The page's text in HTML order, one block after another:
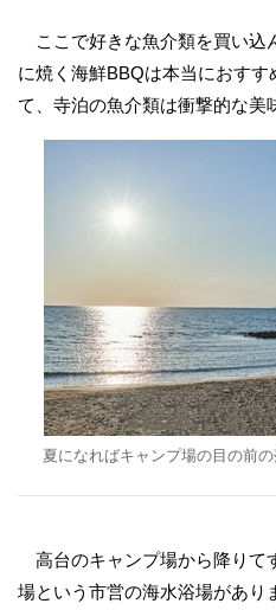
ここで好きな魚介類を買い込
に焼く海鮮BBQは本当におす
て、寺泊の魚介類は衝撃的な美
夏になればキャンプ場の目の前
高台のキャンプ場から降りて
場という市営の海水浴場があり